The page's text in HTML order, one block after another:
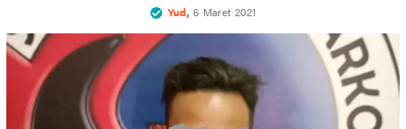
Yud,6 Maret 2021